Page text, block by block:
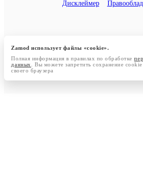
Дисклеймер
Zamod использует файлы «cookie».
Полная информация в правилах по обработке
данных
. Вы можете запретить сохранение
своего браузера